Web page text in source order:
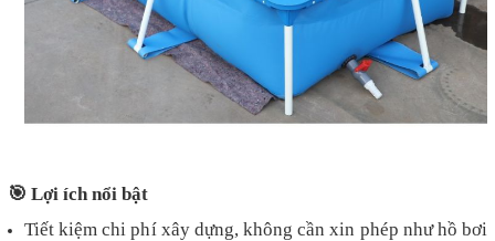
🎯 Lợi ích nổi bật
Tiết kiệm chi phí xây dựng, không cần xin phép như hồ bơi